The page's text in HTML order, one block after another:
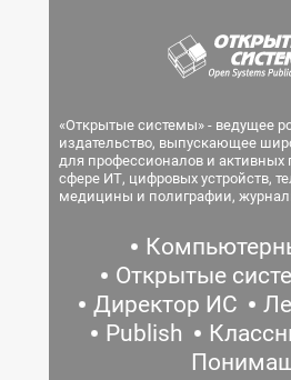
«Открытые системы» - ведущее
издательство, выпускающее
для профессионалов и активных
сфере ИТ, цифровых устройств,
медицины и полиграфии,
Открытые
Директор ИС
Publish